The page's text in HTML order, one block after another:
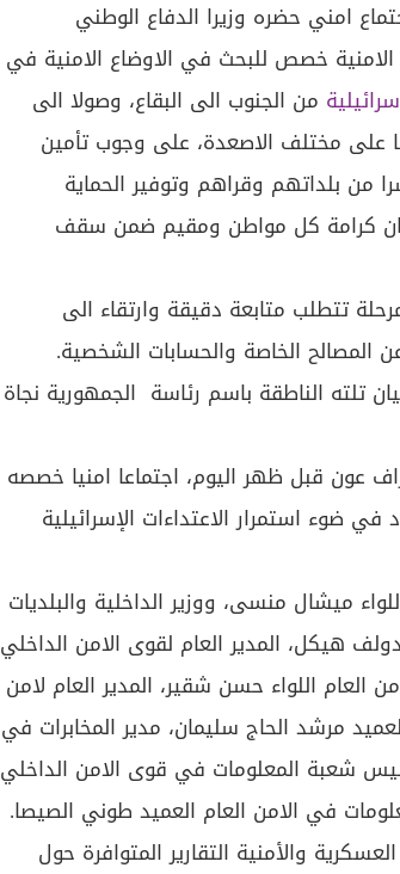
امني حضره وزيرا الدفاع الوطني
الامنية خصص للبحث في الاوضاع الامنية في
من الجنوب الى البقاع، وصولا الى
على مختلف الاصعدة، على وجوب تأمين
من بلداتهم وقراهم وتوفير الحماية
كرامة كل مواطن ومقيم ضمن سقف
تتطلب متابعة دقيقة وارتقاء الى
المصالح الخاصة والحسابات الشخصية.
تلته الناطقة باسم رئاسة الجمهورية نجاة
عون قبل ظهر اليوم، اجتماعا امنيا خصصه
ضوء استمرار الاعتداءات الإسرائيلية
ميشال منسى، ووزير الداخلية والبلديات
هيكل، المدير العام لقوى الامن الداخلي
العام اللواء حسن شقير، المدير العام لامن
مرشد الحاج سليمان، مدير المخابرات في
شعبة المعلومات في قوى الامن الداخلي
في الامن العام العميد طوني الصيصا.
والأمنية التقارير المتوافرة حول